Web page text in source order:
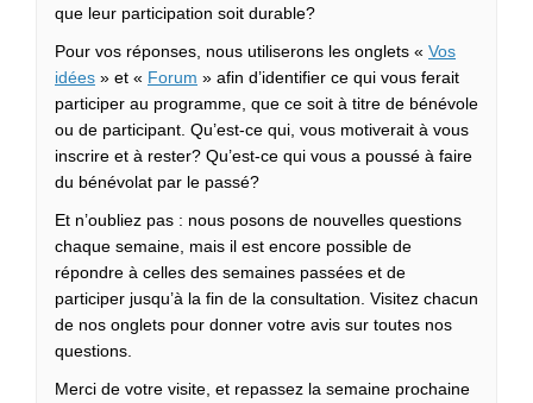
que leur participation soit durable?
Pour vos réponses, nous utiliserons les onglets « Vos
idées » et « Forum » afin d’identifier ce qui vous ferait
participer au programme, que ce soit à titre de bénévole
ou de participant. Qu’est-ce qui, vous motiverait à vous
inscrire et à rester? Qu’est-ce qui vous a poussé à faire
du bénévolat par le passé?
Et n’oubliez pas : nous posons de nouvelles questions
chaque semaine, mais il est encore possible de
répondre à celles des semaines passées et de
participer jusqu’à la fin de la consultation. Visitez chacun
de nos onglets pour donner votre avis sur toutes nos
questions.
Merci de votre visite, et repassez la semaine prochaine